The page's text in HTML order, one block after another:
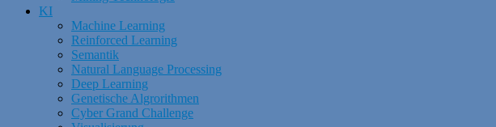
KI
Machine Learning
Reinforced Learning
Semantik
Natural Language Processing
Deep Learning
Genetische Algrorithmen
Cyber Grand Challenge